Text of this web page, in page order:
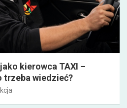
kierowca TAXI –
trzeba wiedzieć?